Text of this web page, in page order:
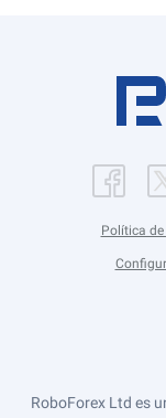
Política
RoboForex Ltd es